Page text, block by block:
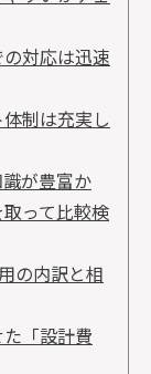
対応は迅速
制は充実し
が豊富か
って比較検
の内訳と相
「設計費